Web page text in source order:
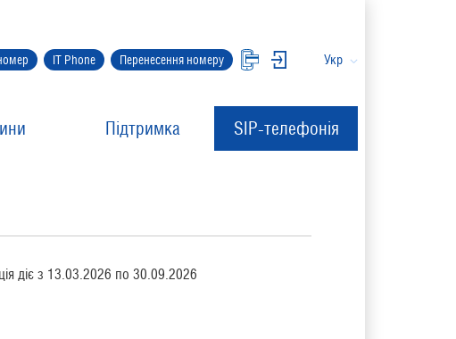
IT Phone Перенесення номеру Укр
Підтримка SIP-телефонія
діє з 13.03.2026 по 30.09.2026